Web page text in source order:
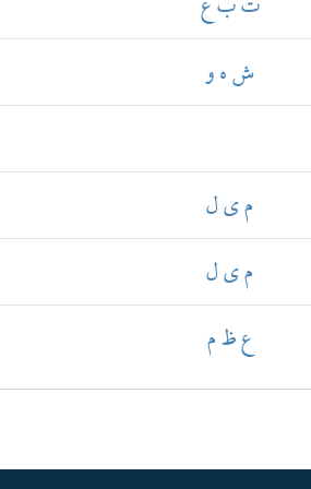
ش ه و
م ي ل
م ي ل
ع ظ م